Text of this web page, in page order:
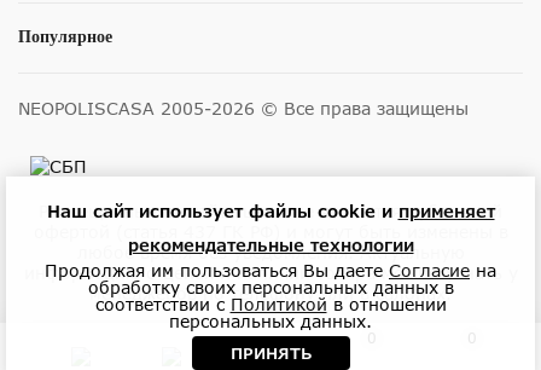
Популярное
NEOPOLISCASA 2005-2026 © Все права защищены
Размещенные на сайте цены не являются публичной
любое время без уведомления. Актуальную
информацию о ценах и наличии товара можно узнать у
менеджеров по телефону или в салонах.
Наш сайт использует файлы cookie и применяет
рекомендательные технологии
Продолжая им пользоваться Вы даете Согласие на
обработку своих персональных данных в
соответствии с Политикой в отношении
персональных данных.
ПРИНЯТЬ